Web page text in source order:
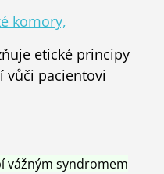
komory,
etické principy
vůči pacientovi
vážným syndromem